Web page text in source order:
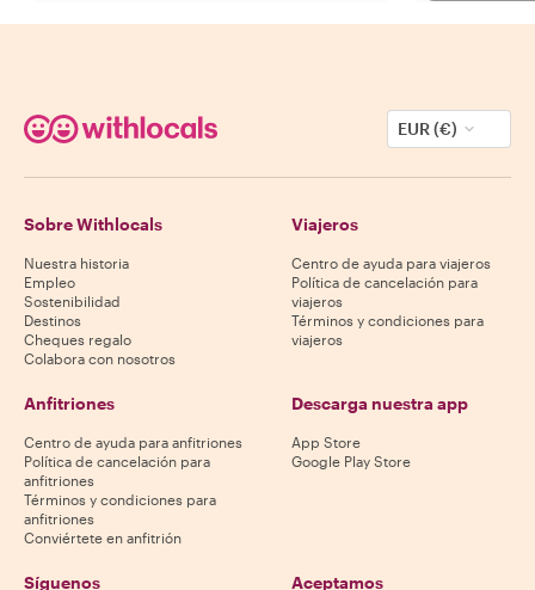
EUR (€)
Sobre Withlocals
Nuestra historia
Empleo
Sostenibilidad
Destinos
Cheques regalo
Colabora con nosotros
Viajeros
Centro de ayuda para viajeros
Política de cancelación para
viajeros
Términos y condiciones para
viajeros
Anfitriones
Centro de ayuda para anfitriones
Política de cancelación para
anfitriones
Términos y condiciones para
anfitriones
Conviértete en anfitrión
Descarga nuestra app
App Store
Google Play Store
Síguenos Aceptamos